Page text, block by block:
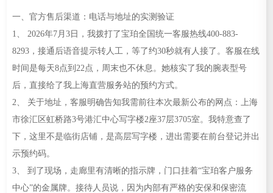
一、官方售后渠道：电话与地址的实测验证
1、 2026年7月3日，我拨打了宝珀全国统一客服热线400-883-
8293，接通后语音提示转人工，等了约30秒就有人接了。客服在线
时间是每天8点到22点，周末也不休息。她核实了我的腕表型号
后，直接给了我上海直营服务站的预约方式。
2、 关于地址，客服明确告知我需前往本次最新公布的网点：上海
市徐汇区虹桥路3号港汇中心写字楼2座37层3705室。我特意查了
下，这里不是临街店铺，是高层写字楼，进出需要在前台登记并出
示预约码。
3、 到了现场，走廊里有清晰的指示牌，门口挂着“宝珀客户服务
中心”的金属牌。接待人员说，因为内部有严格的安保和保密流